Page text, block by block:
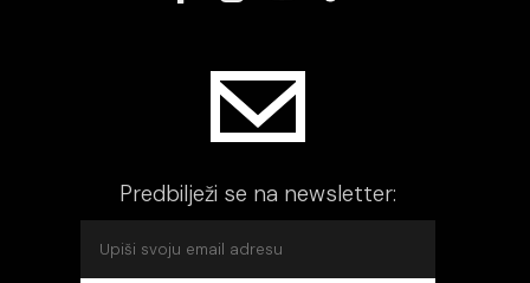
Predbilježi se na newsletter: